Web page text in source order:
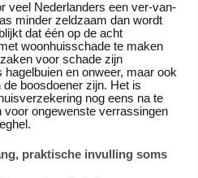
veel Nederlanders een ver-van-
minder zeldzaam dan wordt
dat één op de acht
woonhuisschade te maken
voor schade zijn
en onweer, maar ook
boosdoener zijn. Het is
nog eens na te
voor ongewenste verrassingen
praktische invulling soms